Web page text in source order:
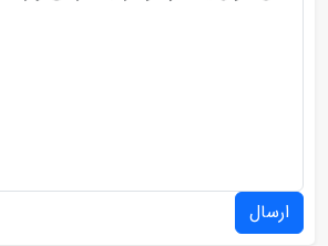
ارسال